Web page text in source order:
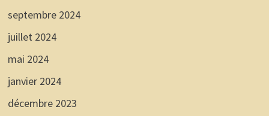
septembre 2024
juillet 2024
mai 2024
janvier 2024
décembre 2023